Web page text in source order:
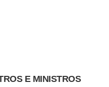
E MINISTROS